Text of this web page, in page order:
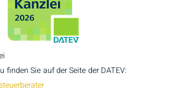
finden Sie auf der Seite der DATEV: